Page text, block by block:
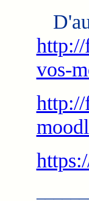
http://
vos-
http://